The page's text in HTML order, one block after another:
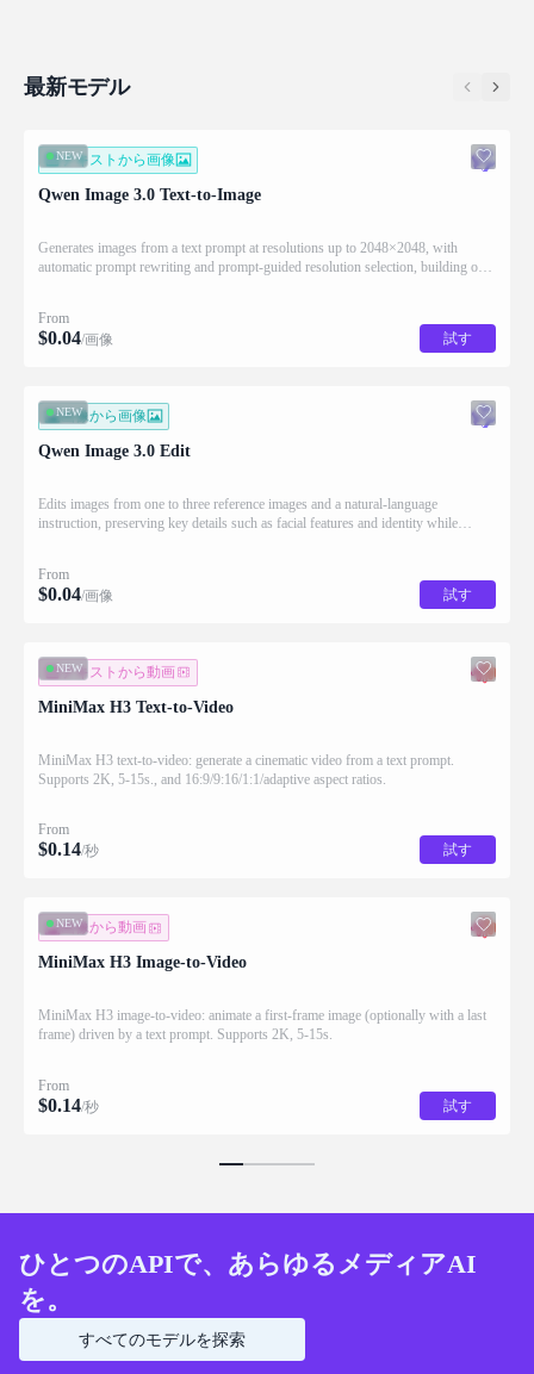
最新モデル
NEW
テキストから画像
Qwen Image 3.0 Text-to-Image
Generates images from a text prompt at resolutions up to 2048×2048, with
automatic prompt rewriting and prompt-guided resolution selection, building on
From
$0.04/画像 試す
NEW
画像から画像
Qwen Image 3.0 Edit
Edits images from one to three reference images and a natural-language
instruction, preserving key details such as facial features and identity while
From
$0.04/画像 試す
NEW
テキストから動画
MiniMax H3 Text-to-Video
MiniMax H3 text-to-video: generate a cinematic video from a text prompt.
Supports 2K, 5-15s., and 16:9/9:16/1:1/adaptive aspect ratios.
From
$0.14/秒 試す
NEW
画像から動画
MiniMax H3 Image-to-Video
MiniMax H3 image-to-video: animate a first-frame image (optionally with a last
frame) driven by a text prompt. Supports 2K, 5-15s.
From
$0.14/秒 試す
ひとつのAPIで、あらゆるメディアAI
を。
すべてのモデルを探索